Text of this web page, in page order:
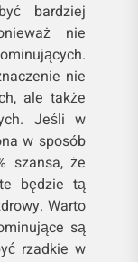
bardziej
nie
nie
ale także
Jeśli w
w sposób
szansa, że
będzie tą
Warto
są
rzadkie w